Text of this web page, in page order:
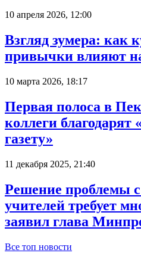
10 апреля 2026, 12:00
Взгляд зумера: как
привычки влияют
10 марта 2026, 18:17
Первая полоса в
коллеги
газету»
11 декабря 2025, 21:40
Решение проблемы
учителей требует
заявил глава
Все топ новости